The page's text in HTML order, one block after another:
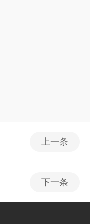
上一条
下一条